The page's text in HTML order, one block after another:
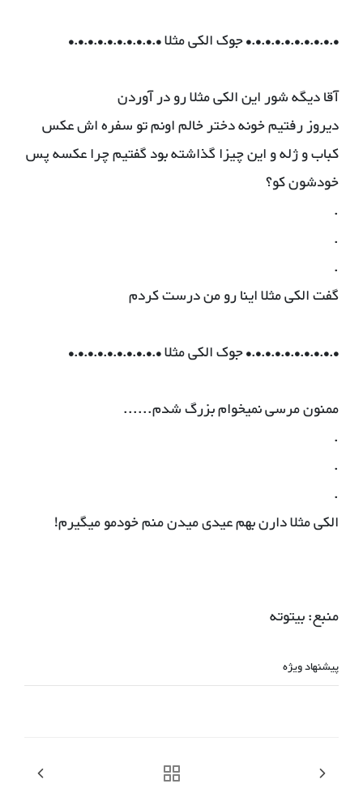
•.•.•.•.•.•.•.•.•.• جوک الکی مثلا •.•.•.•.•.•.•.•.•.•
آقا دیگه شور این الکی مثلا رو در آوردن
دیروز رفتیم خونه دختر خالم اونم تو سفره اش عکس
کباب و ژله و این چیزا گذاشته بود گفتیم چرا عکسه پس
خودشون کو؟
.
.
.
گفت الکی مثلا اینا رو من درست کردم
•.•.•.•.•.•.•.•.•.• جوک الکی مثلا •.•.•.•.•.•.•.•.•.•
ممنون مرسی نمیخوام بزرگ شدم......
.
.
.
الکی مثلا دارن بهم عیدی میدن منم خودمو میگیرم!
منبع: بیتوته
پیشنهاد ویژه